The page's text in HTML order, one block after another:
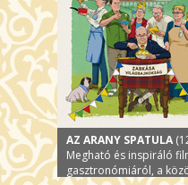
AZ ARANY SPATULA
Megható és inspiráló
gasztronómiáról, a